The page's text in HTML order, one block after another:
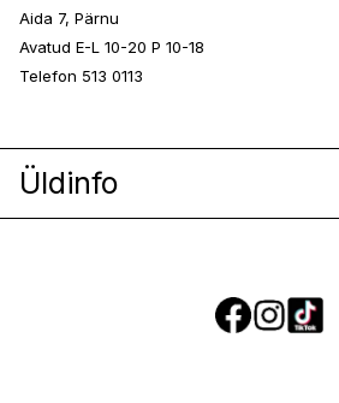
Aida 7, Pärnu
Avatud E-L 10-20 P 10-18
Telefon 513 0113
Üldinfo